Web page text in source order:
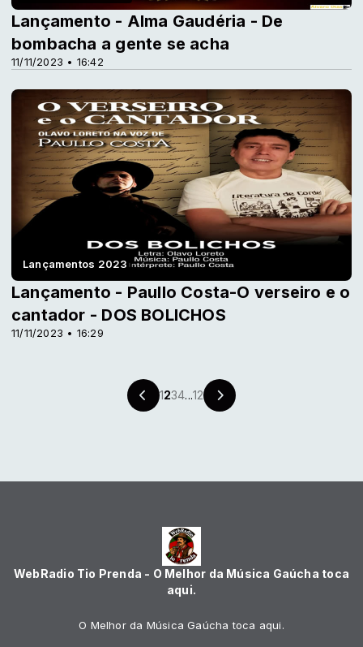
11/11/2023 • 16:42
Lançamento - Alma Gaudéria - De
bombacha a gente se acha
Lançamentos 2023
11/11/2023 • 16:29
Lançamento - Paullo Costa-O verseiro e o
cantador - DOS BOLICHOS
1234...12
WebRadio Tio Prenda - O Melhor da Música Gaúcha toca
aqui.
O Melhor da Música Gaúcha toca aqui.